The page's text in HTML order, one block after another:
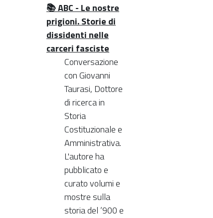
📚 ABC - Le nostre
prigioni. Storie di
dissidenti nelle
carceri fasciste
Conversazione
con Giovanni
Taurasi, Dottore
di ricerca in
Storia
Costituzionale e
Amministrativa.
L'autore ha
pubblicato e
curato volumi e
mostre sulla
storia del ’900 e